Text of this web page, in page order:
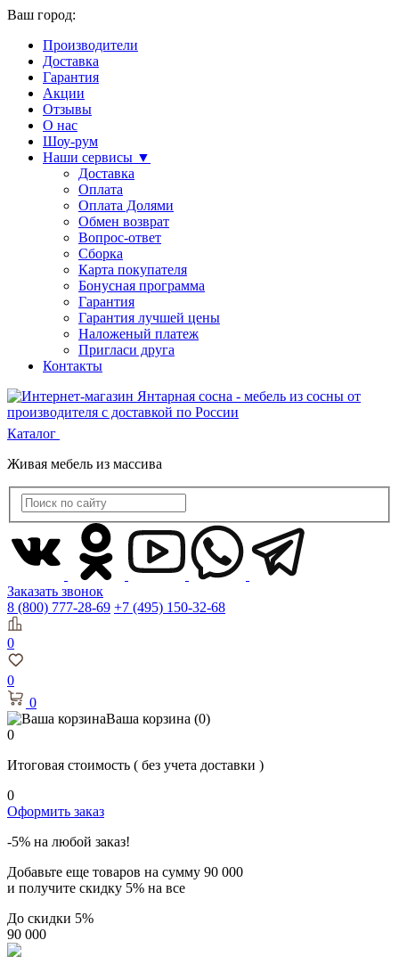
Ваш город:
Производители
Доставка
Гарантия
Акции
Отзывы
О нас
Шоу-рум
Наши сервисы ▼
Доставка
Оплата
Оплата Долями
Обмен возврат
Вопрос-ответ
Сборка
Карта покупателя
Бонусная программа
Гарантия
Гарантия лучшей цены
Наложеный платеж
Пригласи друга
Контакты
Каталог
Живая мебель из массива
Заказать звонок
8 (800) 777-28-69 +7 (495) 150-32-68
0
0
0
Ваша корзина (0)
0
Итоговая стоимость ( без учета доставки )
0
Оформить заказ
-5% на любой заказ!
Добавьте еще товаров на сумму 90 000
и получите скидку 5% на все
До скидки 5%
90 000